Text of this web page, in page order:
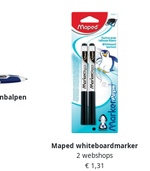
Maped whiteboardmarker
Marker&apos;Peps blister van 2
stuks zwart
2 webshops
€ 1,31